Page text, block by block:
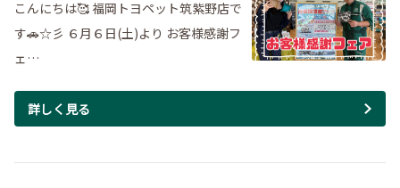
こんにちは🥰 福岡トヨペット筑紫野店で
す🚗☆彡 ６月６日(土)より お客様感謝フ
ェ…
詳しく見る